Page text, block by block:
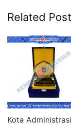
Related
Kota